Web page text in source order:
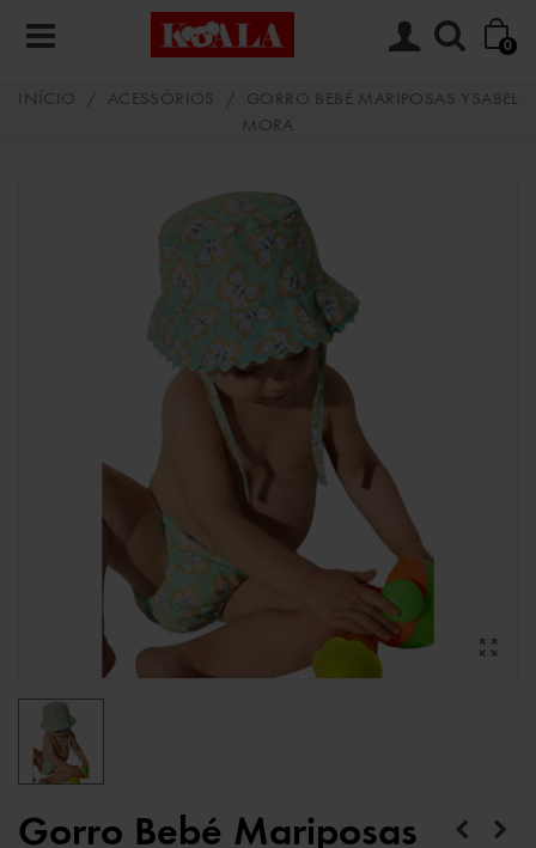
0
INÍCIO / ACESSÓRIOS /
GORRO BEBÉ MARIPOSAS YSABEL
MORA
Gorro Bebé Mariposas